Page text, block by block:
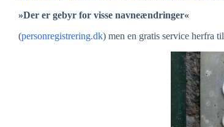
»Der er gebyr for visse navneændringer«
(personregistrering.dk) men en gratis service herfra til